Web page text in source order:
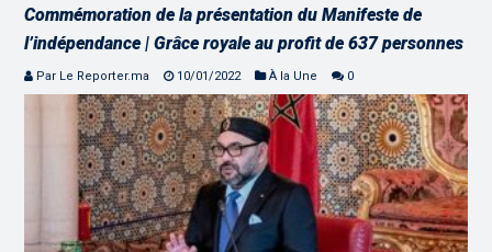
Commémoration de la présentation du Manifeste de
l’indépendance | Grâce royale au profit de 637 personnes
Par Le Reporter.ma 10/01/2022 À la Une 0